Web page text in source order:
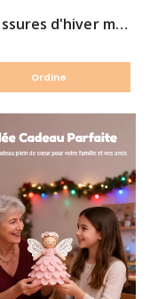
Chaussures d'hiver mignonnes pour bébé
Ordine